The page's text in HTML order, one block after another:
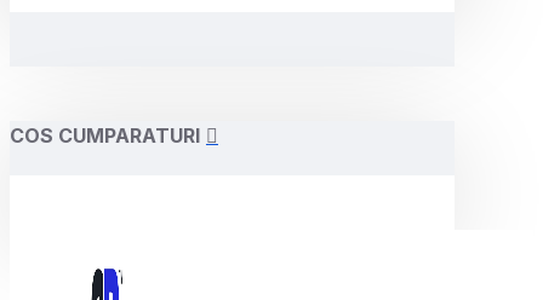
COS CUMPARATURI